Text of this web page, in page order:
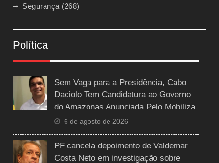
Segurança (268)
Política
Sem Vaga para a Presidência, Cabo
Daciolo Tem Candidatura ao Governo
do Amazonas Anunciada Pelo Mobiliza
6 de agosto de 2026
PF cancela depoimento de Valdemar
Costa Neto em investigação sobre